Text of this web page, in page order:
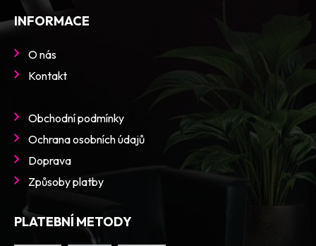
INFORMACE
O nás
Kontakt
Obchodní podmínky
Ochrana osobních údajů
Doprava
Způsoby platby
PLATEBNÍ METODY